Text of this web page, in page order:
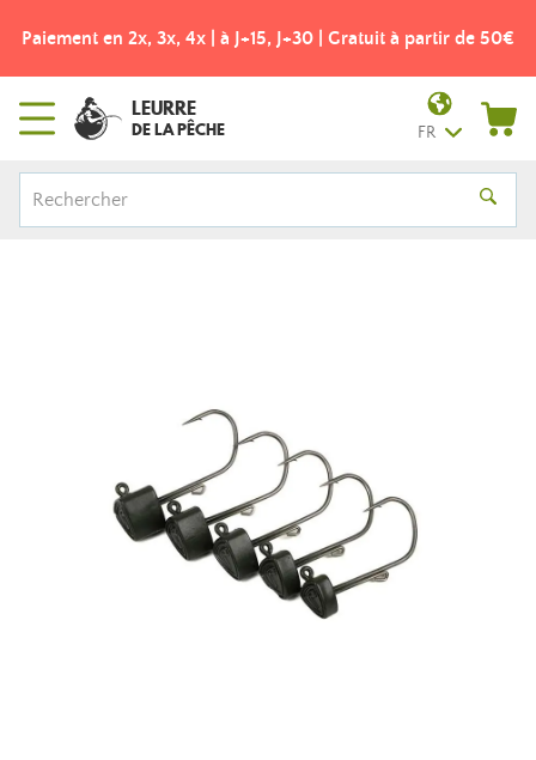
Paiement en 2x, 3x, 4x | à J+15, J+30 | Gratuit à partir de 50€
LEURRE
DE LA PÊCHE FR